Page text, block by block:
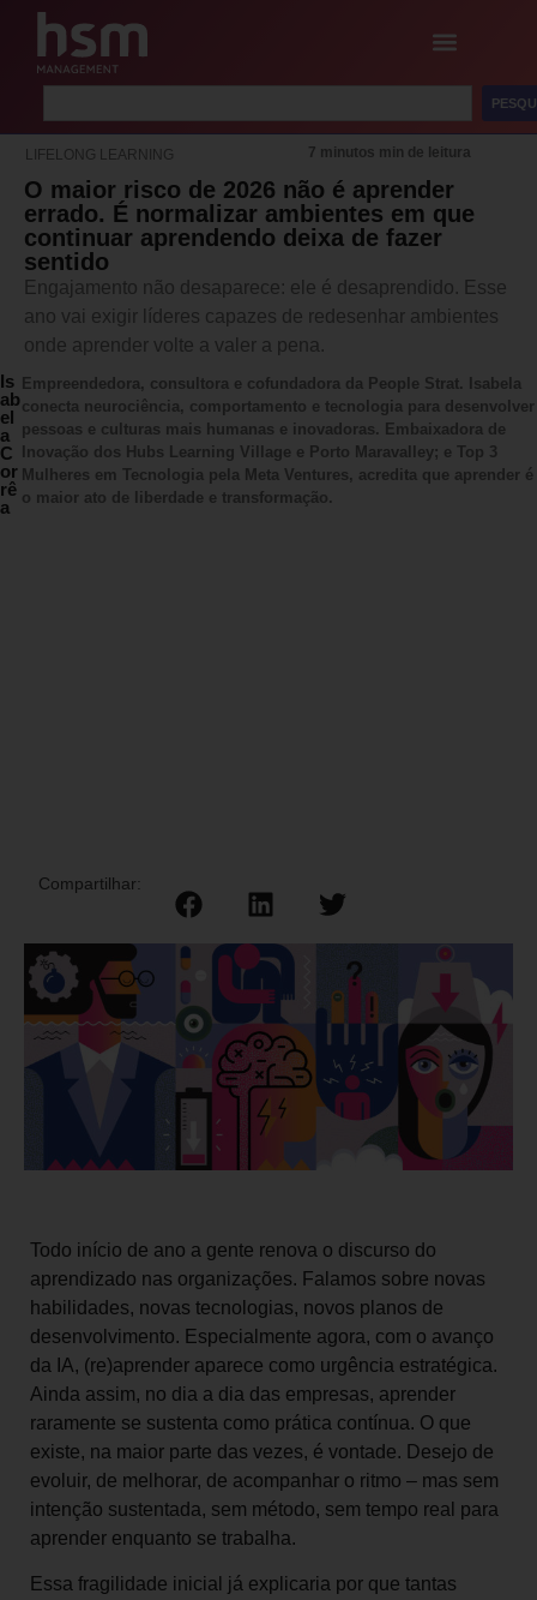
LIFELONG LEARNING 7 minutos min de leitura
O maior risco de 2026 não é aprender
errado. É normalizar ambientes em que
continuar aprendendo deixa de fazer
sentido
Engajamento não desaparece: ele é desaprendido. Esse
ano vai exigir líderes capazes de redesenhar ambientes
onde aprender volte a valer a pena.
Is
ab
el
a
C
or
rê
a
Empreendedora, consultora e cofundadora da People Strat. Isabela
conecta neurociência, comportamento e tecnologia para desenvolver
pessoas e culturas mais humanas e inovadoras. Embaixadora de
Inovação dos Hubs Learning Village e Porto Maravalley; e Top 3
Mulheres em Tecnologia pela Meta Ventures, acredita que aprender é
o maior ato de liberdade e transformação.
Compartilhar:
Todo início de ano a gente renova o discurso do
aprendizado nas organizações. Falamos sobre novas
habilidades, novas tecnologias, novos planos de
desenvolvimento. Especialmente agora, com o avanço
da IA, (re)aprender aparece como urgência estratégica.
Ainda assim, no dia a dia das empresas, aprender
raramente se sustenta como prática contínua. O que
existe, na maior parte das vezes, é vontade. Desejo de
evoluir, de melhorar, de acompanhar o ritmo – mas sem
intenção sustentada, sem método, sem tempo real para
aprender enquanto se trabalha.
Essa fragilidade inicial já explicaria por que tantas